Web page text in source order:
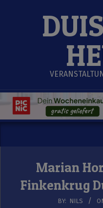
Marian
Finkenkrug
BY: NILS